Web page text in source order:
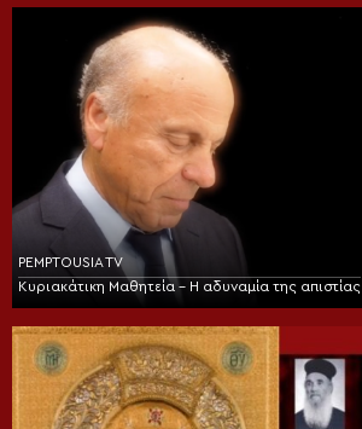
PEMPTOUSIA TV
Κυριακάτικη Μαθητεία – Η αδυναμία της απιστίας